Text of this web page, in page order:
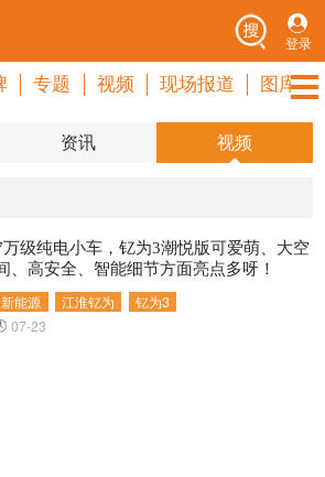
登录
专题 视频 现场报道 图库
资讯 视频
新能源 江淮钇为 钇为3
万级纯电小车，钇为3潮悦版可爱萌、大空
、高安全、智能细节方面亮点多呀！
07-23